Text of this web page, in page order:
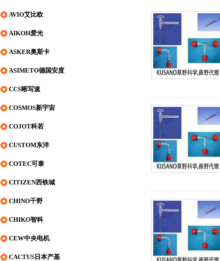
AVIO艾比欧
AIKOH爱光
ASKER奥斯卡
ASIMETO德国安度
CCS晰写速
COSMOS新宇宙
COJOT科若
CUSTOM东洋
COTEC可泰
CITIZEN西铁城
CHINO千野
CHIKO智科
CEW中央电机
CACTUS日本产基